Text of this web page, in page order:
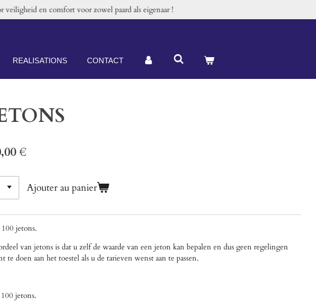
veiligheid en comfort voor zowel paard als eigenaar !
REALISATIONS CONTACT
€
Ajouter au panier
jetons.
van jetons is dat u zelf de waarde van een jeton kan bepalen en dus geen regelingen
te doen aan het toestel als u de tarieven wenst aan te passen.
jetons.